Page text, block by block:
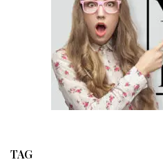
TAG